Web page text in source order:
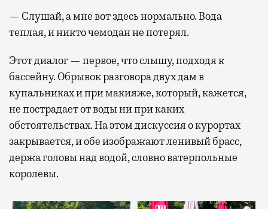
— Слушай, а мне вот здесь нормально. Вода
теплая, и никто чемодан не потерял.
Этот диалог — первое, что слышу, подходя к
бассейну. Обрывок разговора двух дам в
купальниках и при макияже, который, кажется,
не пострадает от воды ни при каких
обстоятельствах. На этом дискуссия о курортах
закрывается, и обе изображают ленивый брасс,
держа головы над водой, словно ватерпольные
королевы.